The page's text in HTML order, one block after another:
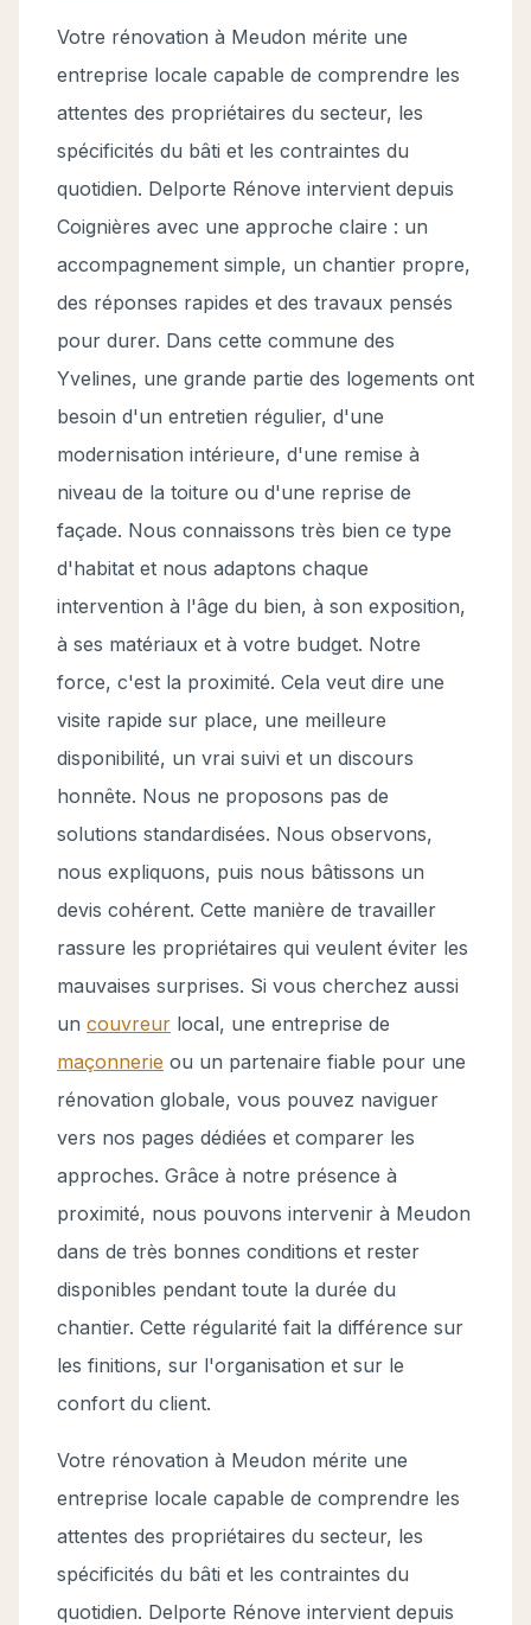
Votre rénovation à Meudon mérite une
entreprise locale capable de comprendre les
attentes des propriétaires du secteur, les
spécificités du bâti et les contraintes du
quotidien. Delporte Rénove intervient depuis
Coignières avec une approche claire : un
accompagnement simple, un chantier propre,
des réponses rapides et des travaux pensés
pour durer. Dans cette commune des
Yvelines, une grande partie des logements ont
besoin d'un entretien régulier, d'une
modernisation intérieure, d'une remise à
niveau de la toiture ou d'une reprise de
façade. Nous connaissons très bien ce type
d'habitat et nous adaptons chaque
intervention à l'âge du bien, à son exposition,
à ses matériaux et à votre budget. Notre
force, c'est la proximité. Cela veut dire une
visite rapide sur place, une meilleure
disponibilité, un vrai suivi et un discours
honnête. Nous ne proposons pas de
solutions standardisées. Nous observons,
nous expliquons, puis nous bâtissons un
devis cohérent. Cette manière de travailler
rassure les propriétaires qui veulent éviter les
mauvaises surprises. Si vous cherchez aussi
un couvreur local, une entreprise de
maçonnerie ou un partenaire fiable pour une
rénovation globale, vous pouvez naviguer
vers nos pages dédiées et comparer les
approches. Grâce à notre présence à
proximité, nous pouvons intervenir à Meudon
dans de très bonnes conditions et rester
disponibles pendant toute la durée du
chantier. Cette régularité fait la différence sur
les finitions, sur l'organisation et sur le
confort du client.
Votre rénovation à Meudon mérite une
entreprise locale capable de comprendre les
attentes des propriétaires du secteur, les
spécificités du bâti et les contraintes du
quotidien. Delporte Rénove intervient depuis